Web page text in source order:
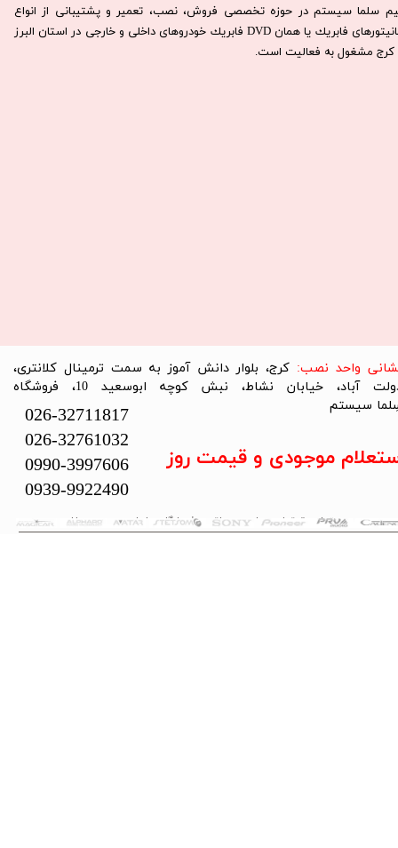
سلما سيستم در حوزه تخصصی فروش، نصب، تعمير و پشتيبانی از انواع
مانيتورهای فابريك يا همان DVD فابريك خودروهای داخلی و خارجی در استان البرز
كرج مشغول به فعاليت است.​​​​​​​
تمام حقوق این سایت متعلق به فروشگاه سلما سیستم می‌باشد.
واحد نصب: کرج، بلوار دانش آموز به سمت ترمینال کلانتری،
دولت آباد، خیابان نشاط، نبش کوچه ابوسعید 10، فروشگاه
سیستم​​​​​​​
026-32711817
026-32761032
0990-3997606
0939-9922490
موجودی و قیمت روز